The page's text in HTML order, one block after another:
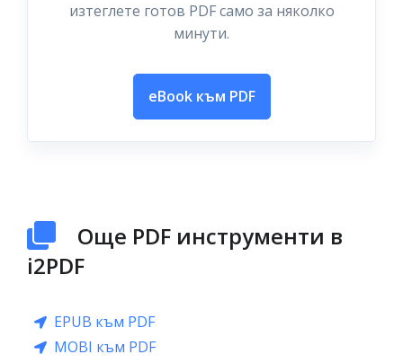
изтеглете готов PDF само за няколко
минути.
eBook към PDF
Още PDF инструменти в
i2PDF
EPUB към PDF
MOBI към PDF